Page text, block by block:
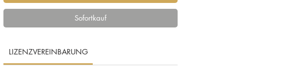
Sofortkauf
LIZENZVEREINBARUNG